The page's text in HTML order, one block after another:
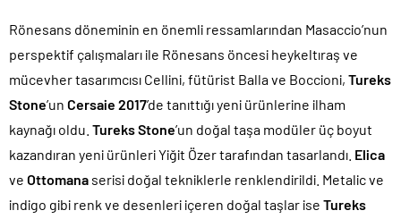
Rönesans döneminin en önemli ressamlarından Masaccio’nun
perspektif çalışmaları ile Rönesans öncesi heykeltıraş ve
mücevher tasarımcısı Cellini, fütürist Balla ve Boccioni, Tureks
Stone’un Cersaie 2017’de tanıttığı yeni ürünlerine ilham
kaynağı oldu. Tureks Stone’un doğal taşa modüler üç boyut
kazandıran yeni ürünleri Yiğit Özer tarafından tasarlandı. Elica
ve Ottomana serisi doğal tekniklerle renklendirildi. Metalic ve
indigo gibi renk ve desenleri içeren doğal taşlar ise Tureks